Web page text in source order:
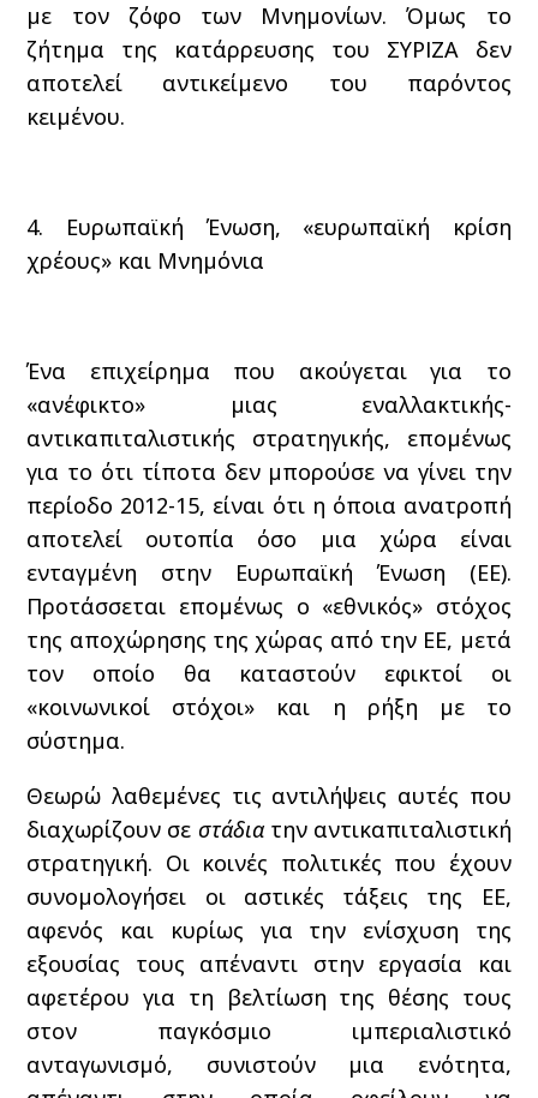
με τον ζόφο των Μνημονίων. Όμως το
ζήτημα της κατάρρευσης του ΣΥΡΙΖΑ δεν
αποτελεί αντικείμενο του παρόντος
κειμένου.
4. Ευρωπαϊκή Ένωση, «ευρωπαϊκή κρίση
χρέους» και Μνημόνια
Ένα επιχείρημα που ακούγεται για το
«ανέφικτο» μιας εναλλακτικής-
αντικαπιταλιστικής στρατηγικής, επομένως
για το ότι τίποτα δεν μπορούσε να γίνει την
περίοδο 2012-15, είναι ότι η όποια ανατροπή
αποτελεί ουτοπία όσο μια χώρα είναι
ενταγμένη στην Ευρωπαϊκή Ένωση (ΕΕ).
Προτάσσεται επομένως ο «εθνικός» στόχος
της αποχώρησης της χώρας από την ΕΕ, μετά
τον οποίο θα καταστούν εφικτοί οι
«κοινωνικοί στόχοι» και η ρήξη με το
σύστημα.
Θεωρώ λαθεμένες τις αντιλήψεις αυτές που
διαχωρίζουν σε στάδιατην αντικαπιταλιστική
στρατηγική. Οι κοινές πολιτικές που έχουν
συνομολογήσει οι αστικές τάξεις της ΕΕ,
αφενός και κυρίως για την ενίσχυση της
εξουσίας τους απέναντι στην εργασία και
αφετέρου για τη βελτίωση της θέσης τους
στον παγκόσμιο ιμπεριαλιστικό
ανταγωνισμό, συνιστούν μια ενότητα,